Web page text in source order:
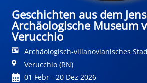
Geschichten aus dem
Archäologische Museum
Verucchio
Archäologisch-villanovianisches
Verucchio (RN)
01 Febr - 20 Dez 2026